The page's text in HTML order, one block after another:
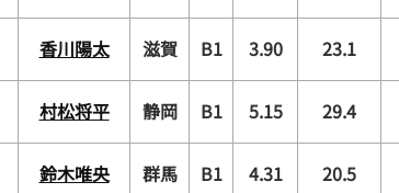
香川陽太 滋賀 B1 3.90 23.1
村松将平 静岡 B1 5.15 29.4
鈴木唯央 群馬 B1 4.31 20.5